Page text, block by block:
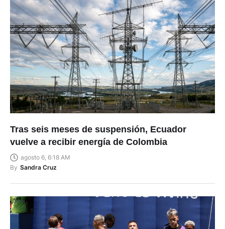
Tras seis meses de suspensión, Ecuador
vuelve a recibir energía de Colombia
agosto 6, 6:18 AM
By Sandra Cruz